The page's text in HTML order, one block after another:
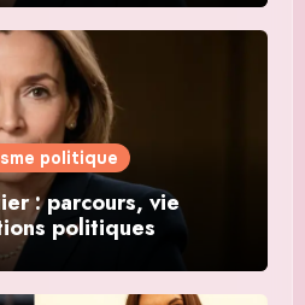
politique
: parcours, vie
politiques